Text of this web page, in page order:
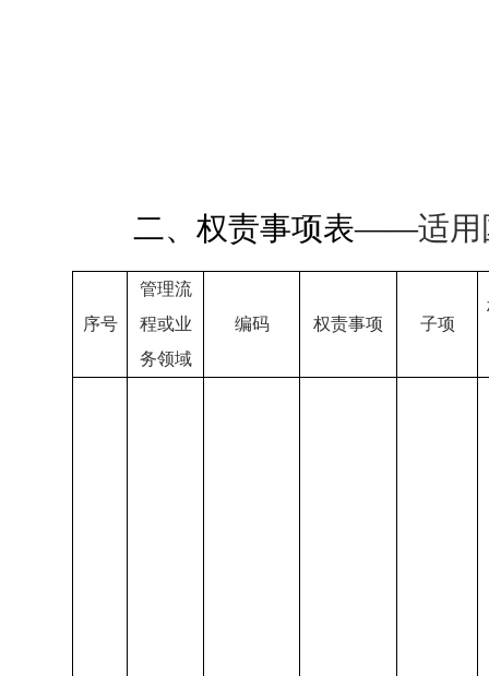
二、 权责事项表——适用
序号
管理流
程或业
务领域
编码 权责事项 子项